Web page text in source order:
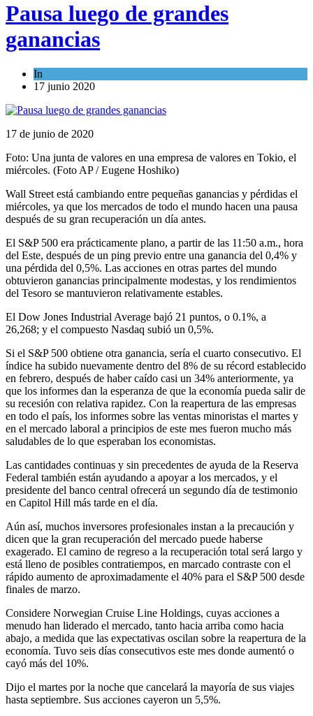
Pausa luego de grandes
ganancias
In
17 junio 2020
17 de junio de 2020
Foto: Una junta de valores en una empresa de valores en Tokio, el
miércoles. (Foto AP / Eugene Hoshiko)
Wall Street está cambiando entre pequeñas ganancias y pérdidas el
miércoles, ya que los mercados de todo el mundo hacen una pausa
después de su gran recuperación un día antes.
El S&P 500 era prácticamente plano, a partir de las 11:50 a.m., hora
del Este, después de un ping previo entre una ganancia del 0,4% y
una pérdida del 0,5%. Las acciones en otras partes del mundo
obtuvieron ganancias principalmente modestas, y los rendimientos
del Tesoro se mantuvieron relativamente estables.
El Dow Jones Industrial Average bajó 21 puntos, o 0.1%, a
26,268; y el compuesto Nasdaq subió un 0,5%.
Si el S&P 500 obtiene otra ganancia, sería el cuarto consecutivo. El
índice ha subido nuevamente dentro del 8% de su récord establecido
en febrero, después de haber caído casi un 34% anteriormente, ya
que los informes dan la esperanza de que la economía pueda salir de
su recesión con relativa rapidez. Con la reapertura de las empresas
en todo el país, los informes sobre las ventas minoristas el martes y
en el mercado laboral a principios de este mes fueron mucho más
saludables de lo que esperaban los economistas.
Las cantidades continuas y sin precedentes de ayuda de la Reserva
Federal también están ayudando a apoyar a los mercados, y el
presidente del banco central ofrecerá un segundo día de testimonio
en Capitol Hill más tarde en el día.
Aún así, muchos inversores profesionales instan a la precaución y
dicen que la gran recuperación del mercado puede haberse
exagerado. El camino de regreso a la recuperación total será largo y
está lleno de posibles contratiempos, en marcado contraste con el
rápido aumento de aproximadamente el 40% para el S&P 500 desde
finales de marzo.
Considere Norwegian Cruise Line Holdings, cuyas acciones a
menudo han liderado el mercado, tanto hacia arriba como hacia
abajo, a medida que las expectativas oscilan sobre la reapertura de la
economía. Tuvo seis días consecutivos este mes donde aumentó o
cayó más del 10%.
Dijo el martes por la noche que cancelará la mayoría de sus viajes
hasta septiembre. Sus acciones cayeron un 5,5%.